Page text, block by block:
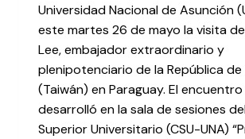
Universidad Nacional de Asunción
este martes 26 de mayo la visita de
Lee, embajador extraordinario y
plenipotenciario de la República de
(Taiwán) en Paraguay. El encuentro
desarrolló en la sala de sesiones
Superior Universitario (CSU-UNA)